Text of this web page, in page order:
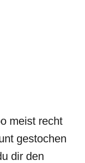
meist recht
gestochen
dir den